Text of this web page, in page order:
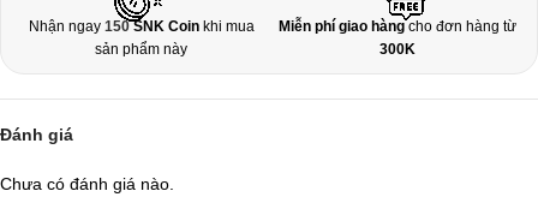
Nhận ngay 150SNK Coinkhi mua
sản phẩm này
Miễn phí giao hàngcho đơn hàng từ
300K
Đánh giá
Chưa có đánh giá nào.